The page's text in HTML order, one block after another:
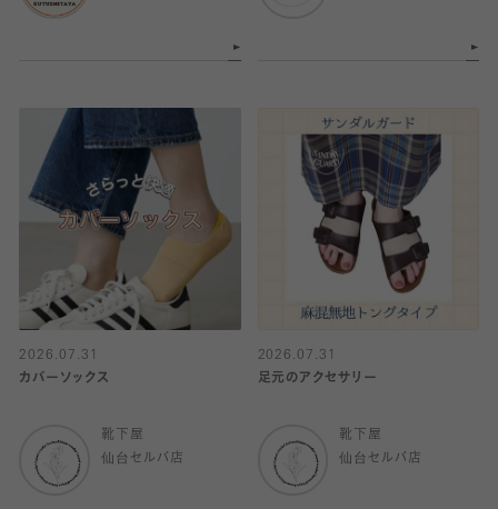
2026.07.31
カバーソックス
靴下屋
仙台セルバ店
2026.07.31
足元のアクセサリー
靴下屋
仙台セルバ店